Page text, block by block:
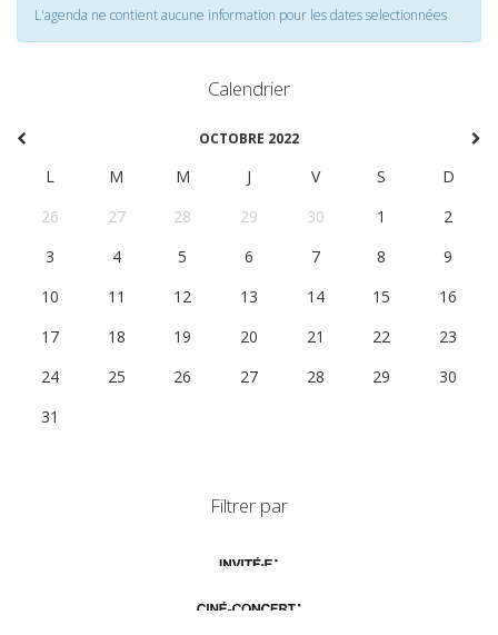
L'agenda ne contient aucune information pour les dates selectionnées
Calendrier
OCTOBRE 2022
L M M J V S
D
26
27 28 29 30 1
2
3
4 5 6 7 8
9
10
11 12 13 14 15
16
17
18 19 20 21 22
23
24
25 26 27 28 29
30
31
Filtrer par